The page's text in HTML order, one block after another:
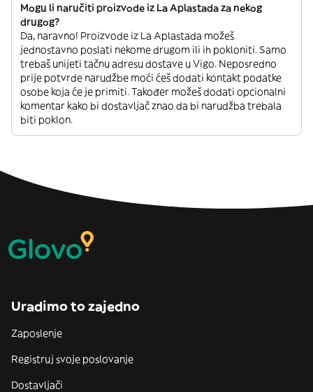
Mogu li naručiti proizvode iz La Aplastada za nekog
drugog?
Da, naravno! Proizvode iz La Aplastada možeš
jednostavno poslati nekome drugom ili ih pokloniti. Samo
trebaš unijeti tačnu adresu dostave u Vigo. Neposredno
prije potvrde narudžbe moći ćeš dodati kontakt podatke
osobe koja će je primiti. Također možeš dodati opcionalni
komentar kako bi dostavljač znao da bi narudžba trebala
biti poklon.
Uradimo to zajedno
Zaposlenje
Registruj svoje poslovanje
Dostavljači